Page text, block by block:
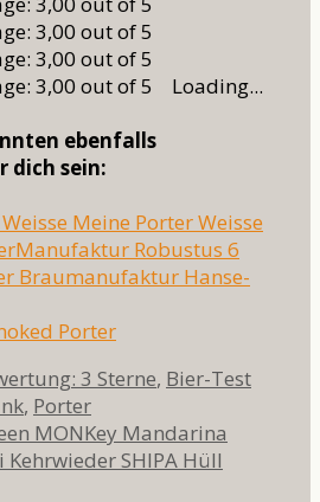
Loading...
ebenfalls
dich sein:
Meine Porter Weisse
Robustus 6
Braumanufaktur Hanse-
Porter
3 Sterne, Bier-Test
, Porter
MONKey Mandarina
SHIPA Hüll